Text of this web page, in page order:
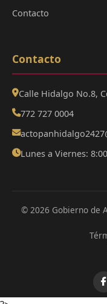
Contacto
Contacto
Calle Hidalgo No.8,
772 727 0004
Lunes a Viernes:
© 2026 Gobierno de